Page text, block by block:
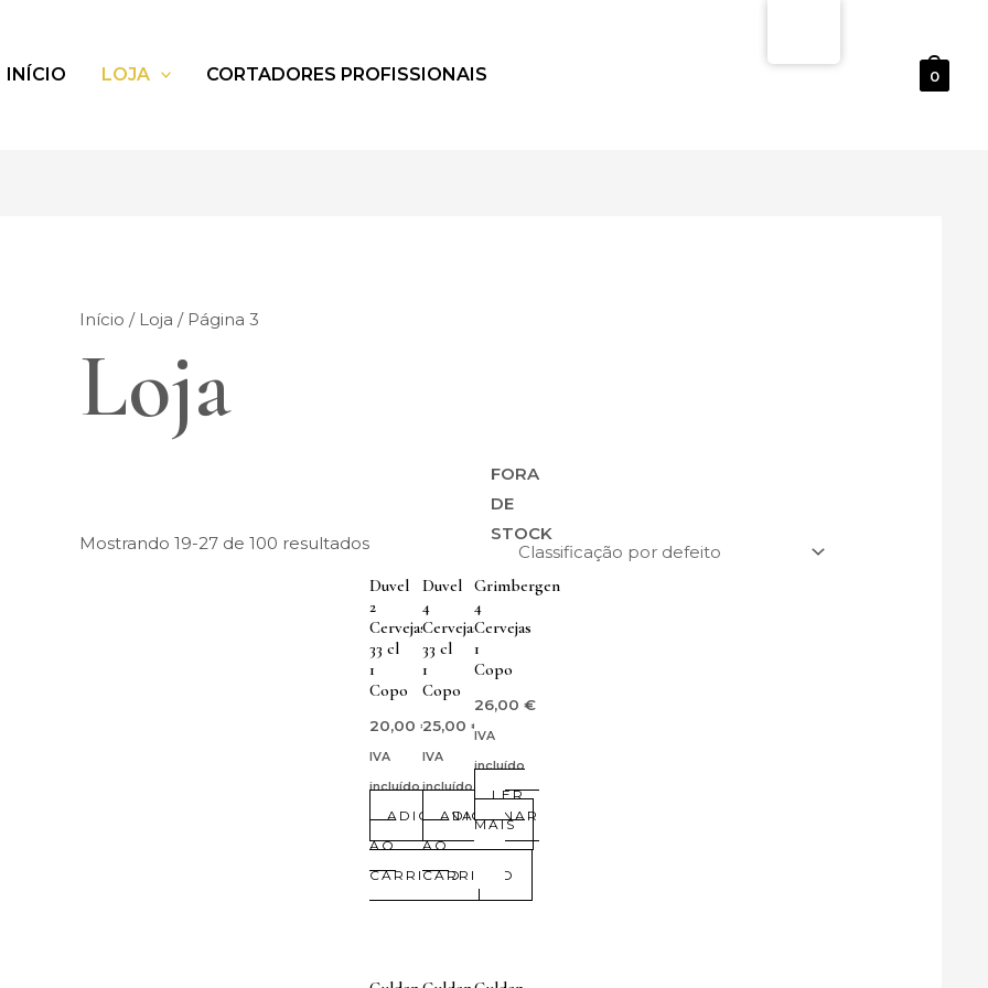
INÍCIO LOJA CORTADORES PROFISSIONAIS 0
Início / Loja / Página 3
Loja
Mostrando 19-27 de 100 resultados
Duvel
2
Cervejas
33 cl
1
Copo
20,00€
IVA
incluído
ADICIONAR
AO
CARRINHO
Duvel
4
Cervejas
33 cl
1
Copo
25,00 €
IVA
incluído
ADICIONAR
AO
CARRINHO
FORA
DE
STOCK
Grimbergen
4
Cervejas
1
Copo
26,00€
IVA
incluído
LER
MAIS